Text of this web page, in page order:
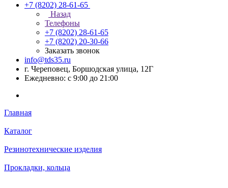
+7 (8202) 28‑61-65
Назад
Телефоны
+7 (8202) 28‑61-65
+7 (8202) 20‑30-66
Заказать звонок
info@tds35.ru
г. Череповец, Боршодская улица, 12Г
Ежедневно: с 9:00 до 21:00
Главная
Каталог
Резинотехнические изделия
Прокладки, кольца